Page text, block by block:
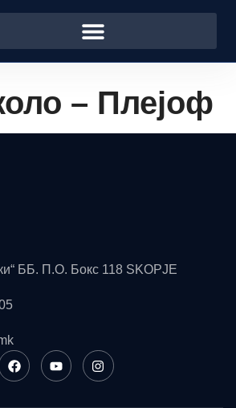
– Плејоф
ББ. П.О. Бокс 118 SKOPJE